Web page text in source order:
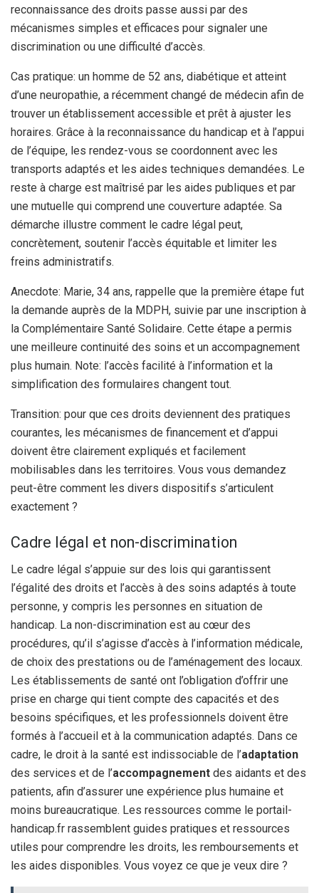
reconnaissance des droits passe aussi par des
mécanismes simples et efficaces pour signaler une
discrimination ou une difficulté d’accès.
Cas pratique: un homme de 52 ans, diabétique et atteint
d’une neuropathie, a récemment changé de médecin afin de
trouver un établissement accessible et prêt à ajuster les
horaires. Grâce à la reconnaissance du handicap et à l’appui
de l’équipe, les rendez-vous se coordonnent avec les
transports adaptés et les aides techniques demandées. Le
reste à charge est maîtrisé par les aides publiques et par
une mutuelle qui comprend une couverture adaptée. Sa
démarche illustre comment le cadre légal peut,
concrètement, soutenir l’accès équitable et limiter les
freins administratifs.
Anecdote: Marie, 34 ans, rappelle que la première étape fut
la demande auprès de la MDPH, suivie par une inscription à
la Complémentaire Santé Solidaire. Cette étape a permis
une meilleure continuité des soins et un accompagnement
plus humain. Note: l’accès facilité à l’information et la
simplification des formulaires changent tout.
Transition: pour que ces droits deviennent des pratiques
courantes, les mécanismes de financement et d’appui
doivent être clairement expliqués et facilement
mobilisables dans les territoires. Vous vous demandez
peut-être comment les divers dispositifs s’articulent
exactement ?
Cadre légal et non-discrimination
Le cadre légal s’appuie sur des lois qui garantissent
l’égalité des droits et l’accès à des soins adaptés à toute
personne, y compris les personnes en situation de
handicap. La non-discrimination est au cœur des
procédures, qu’il s’agisse d’accès à l’information médicale,
de choix des prestations ou de l’aménagement des locaux.
Les établissements de santé ont l’obligation d’offrir une
prise en charge qui tient compte des capacités et des
besoins spécifiques, et les professionnels doivent être
formés à l’accueil et à la communication adaptés. Dans ce
cadre, le droit à la santé est indissociable de l’adaptation
des services et de l’accompagnement des aidants et des
patients, afin d’assurer une expérience plus humaine et
moins bureaucratique. Les ressources comme le portail-
handicap.fr rassemblent guides pratiques et ressources
utiles pour comprendre les droits, les remboursements et
les aides disponibles. Vous voyez ce que je veux dire ?